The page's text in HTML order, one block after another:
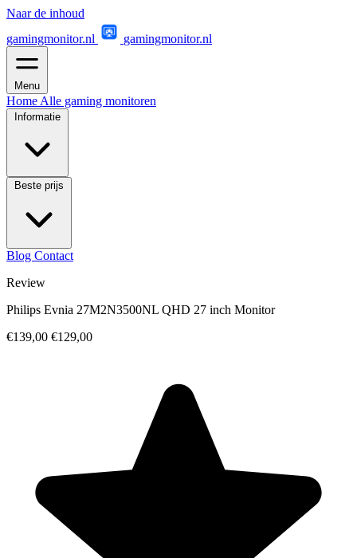
Naar de inhoud
gamingmonitor.nl
gamingmonitor.nl
Menu
Home Alle gaming monitoren
Informatie
Beste prijs
Blog Contact
Review
Philips Evnia 27M2N3500NL QHD 27 inch Monitor
€139,00 €129,00